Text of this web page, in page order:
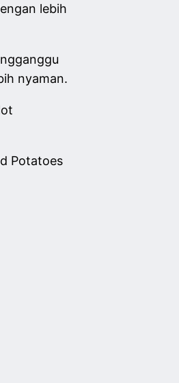
lebih
nyaman.
Potatoes